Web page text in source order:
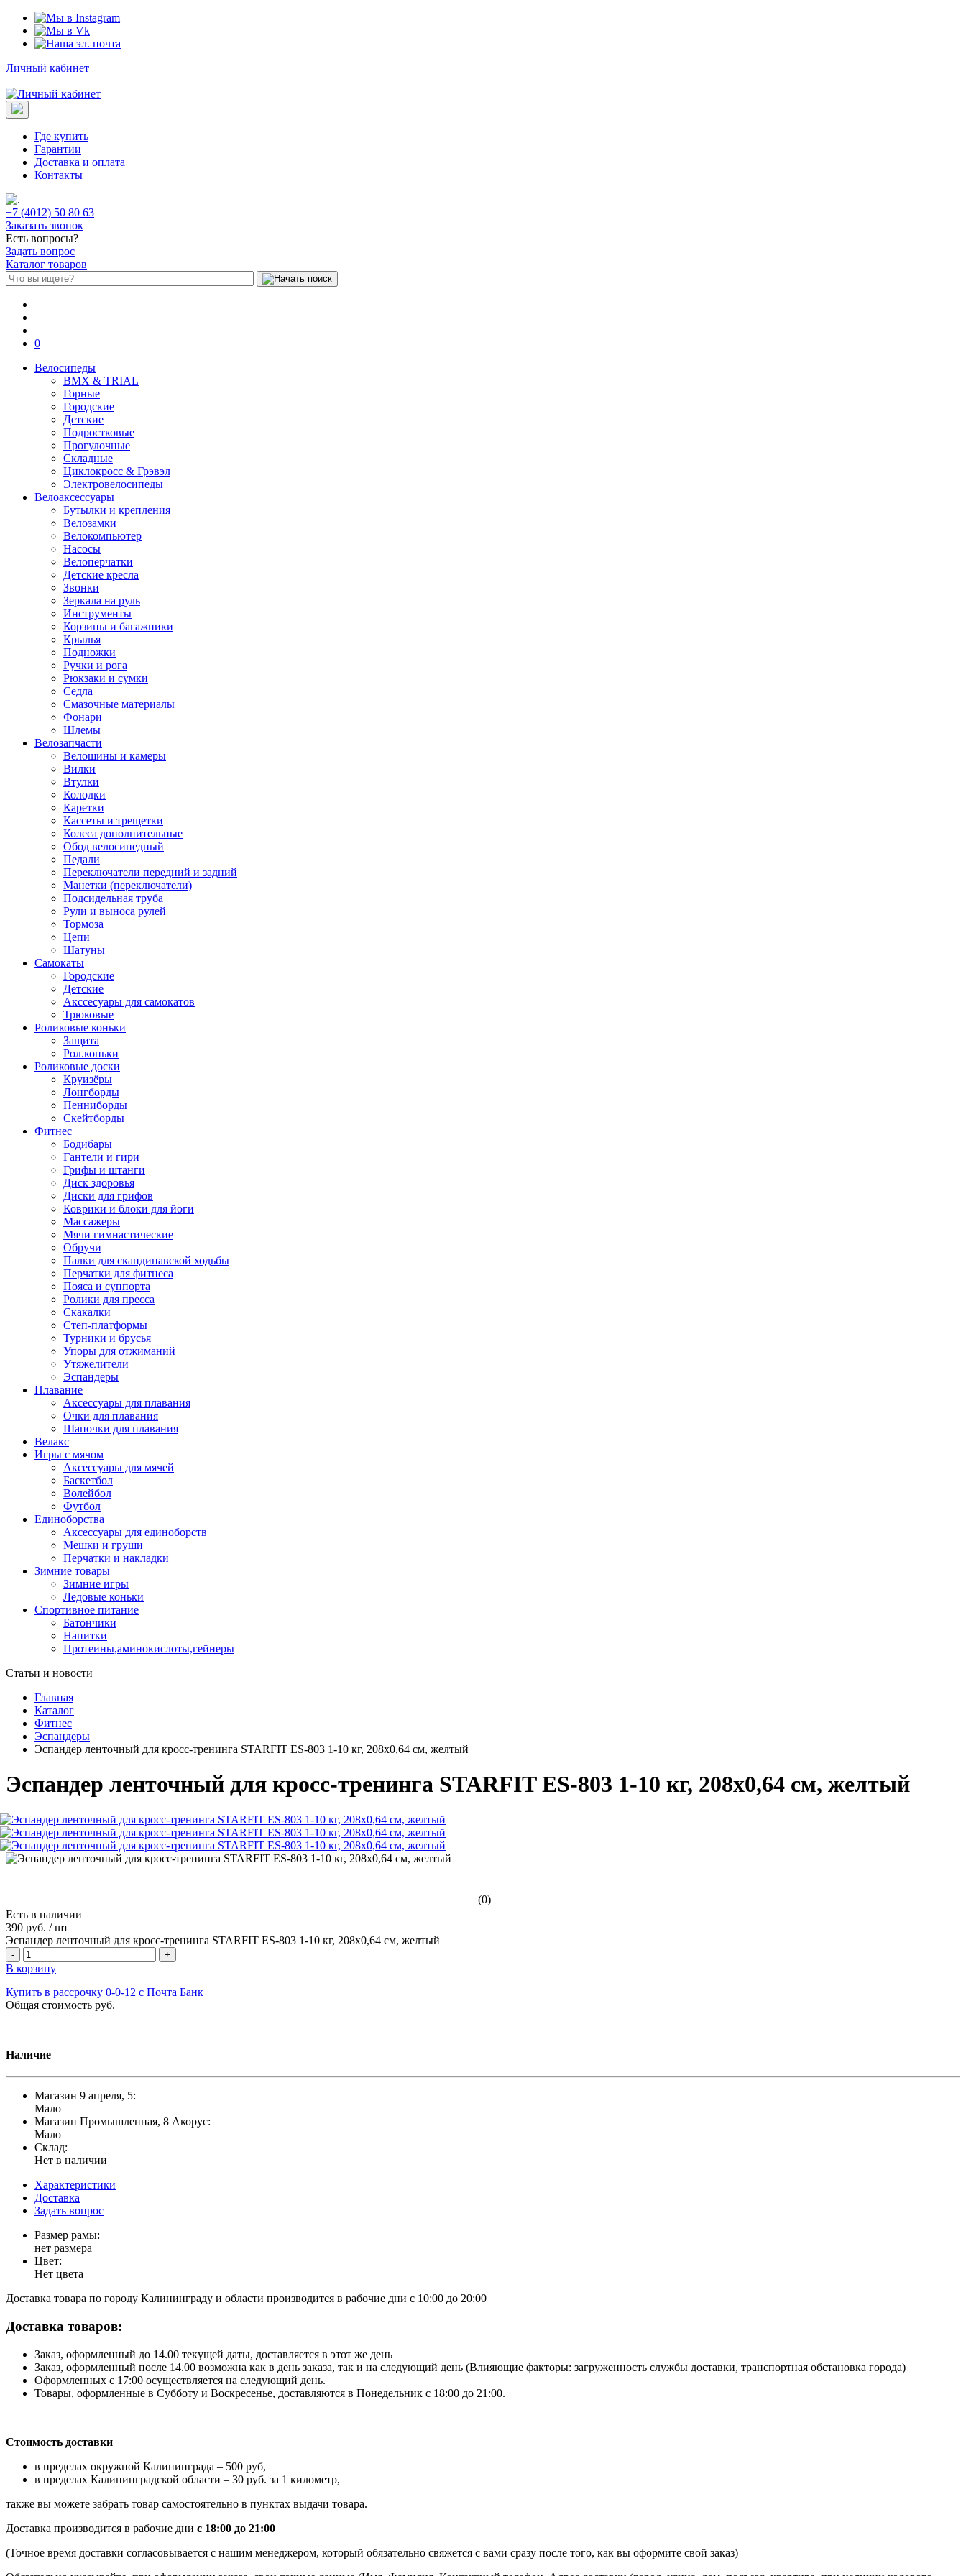
Личный кабинет
Где купить
Гарантии
Доставка и оплата
Контакты
+7 (4012) 50 80 63
Заказать звонок
Есть вопросы?
Задать вопрос
Каталог товаров
0
Велосипеды
BMX & TRIAL
Горные
Городские
Детские
Подростковые
Прогулочные
Складные
Циклокросс & Грэвэл
Электровелосипеды
Велоаксессуары
Бутылки и крепления
Велозамки
Велокомпьютер
Насосы
Велоперчатки
Детские кресла
Звонки
Зеркала на руль
Инструменты
Корзины и багажники
Крылья
Подножки
Ручки и рога
Рюкзаки и сумки
Седла
Смазочные материалы
Фонари
Шлемы
Велозапчасти
Велошины и камеры
Вилки
Втулки
Колодки
Каретки
Кассеты и трещетки
Колеса дополнительные
Обод велосипедный
Педали
Переключатели передний и задний
Манетки (переключатели)
Подсидельная труба
Рули и выноса рулей
Тормоза
Цепи
Шатуны
Самокаты
Городские
Детские
Акссесуары для самокатов
Трюковые
Роликовые коньки
Защита
Рол.коньки
Роликовые доски
Круизёры
Лонгборды
Пенниборды
Скейтборды
Фитнес
Бодибары
Гантели и гири
Грифы и штанги
Диск здоровья
Диски для грифов
Коврики и блоки для йоги
Массажеры
Мячи гимнастические
Обручи
Палки для скандинавской ходьбы
Перчатки для фитнеса
Пояса и суппорта
Ролики для пресса
Скакалки
Степ-платформы
Турники и брусья
Упоры для отжиманий
Утяжелители
Эспандеры
Плавание
Аксессуары для плавания
Очки для плавания
Шапочки для плавания
Велакс
Игры с мячом
Аксессуары для мячей
Баскетбол
Волейбол
Футбол
Единоборства
Аксессуары для единоборств
Мешки и груши
Перчатки и накладки
Зимние товары
Зимние игры
Ледовые коньки
Спортивное питание
Батончики
Напитки
Протеины,аминокислоты,гейнеры
Статьи и новости
Главная
Каталог
Фитнес
Эспандеры
Эспандер ленточный для кросс-тренинга STARFIT ES-803 1-10 кг, 208х0,64 см, желтый
Эспандер ленточный для кросс-тренинга STARFIT ES-803 1-10 кг, 208х0,64 см, желтый
(0)
Есть в наличии
390 руб. / шт
Эспандер ленточный для кросс-тренинга STARFIT ES-803 1-10 кг, 208х0,64 см, желтый
- +
В корзину
Купить в рассрочку 0-0-12 с Почта Банк
Общая стоимость руб.
Наличие
Магазин 9 апреля, 5:
Мало
Магазин Промышленная, 8 Акорус:
Мало
Склад:
Нет в наличии
Характеристики
Доставка
Задать вопрос
Размер рамы:
нет размера
Цвет:
Нет цвета
Доставка товара по городу Калининграду и области производится в рабочие дни с 10:00 до 20:00
Доставка товаров:
Заказ, оформленный до 14.00 текущей даты, доставляется в этот же день
Заказ, оформленный после 14.00 возможна как в день заказа, так и на следующий день (Влияющие факторы: загруженность службы доставки, транспортная обстановка города)
Оформленных с 17:00 осуществляется на следующий день.
Товары, оформленные в Субботу и Воскресенье, доставляются в Понедельник с 18:00 до 21:00.
Стоимость доставки
в пределах окружной Калининграда – 500 руб,
в пределах Калининградской области – 30 руб. за 1 километр,
также вы можете забрать товар самостоятельно в пунктах выдачи товара.
Доставка производится в рабочие дни с 18:00 до 21:00
(Точное время доставки согласовывается с нашим менеджером, который обязательно свяжется с вами сразу после того, как вы оформите свой заказ)